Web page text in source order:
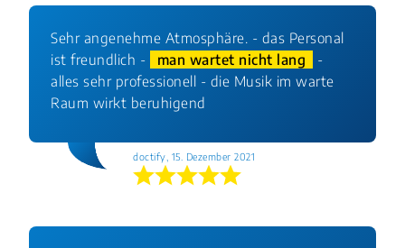
Sehr angenehme Atmosphäre. - das Personal
ist freundlich -
man wartet nicht lang
-
alles sehr professionell - die Musik im warte
Raum wirkt beruhigend
doctify, 15. Dezember 2021